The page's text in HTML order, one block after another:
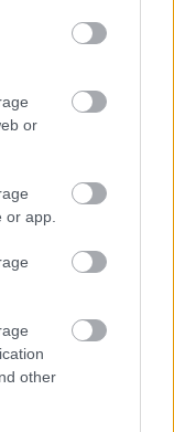
or
app.
other
vörösbor (
)